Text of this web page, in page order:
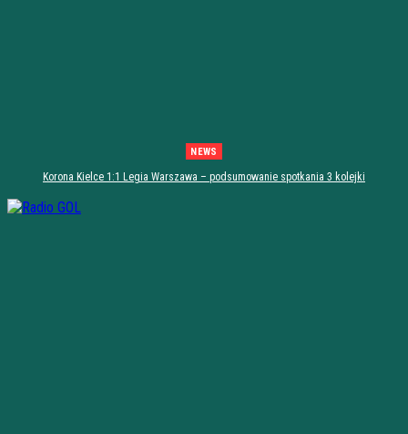
NEWS
Korona Kielce 1:1 Legia Warszawa – podsumowanie spotkania 3 kolejki